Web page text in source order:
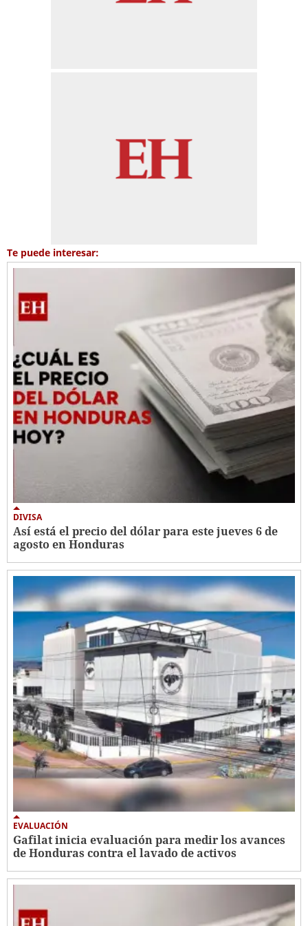
Te puede interesar:
DIVISA
Así está el precio del dólar para este jueves 6 de
agosto en Honduras
EVALUACIÓN
Gafilat inicia evaluación para medir los avances
de Honduras contra el lavado de activos